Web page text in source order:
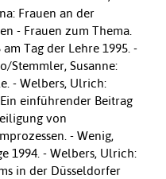
Frauen an der
- Frauen zum Thema.
Tag der Lehre 1995. -
Stemmler, Susanne:
- Welbers, Ulrich:
einführender Beitrag
von
- Wenig,
1994. - Welbers, Ulrich:
in der Düsseldorfer